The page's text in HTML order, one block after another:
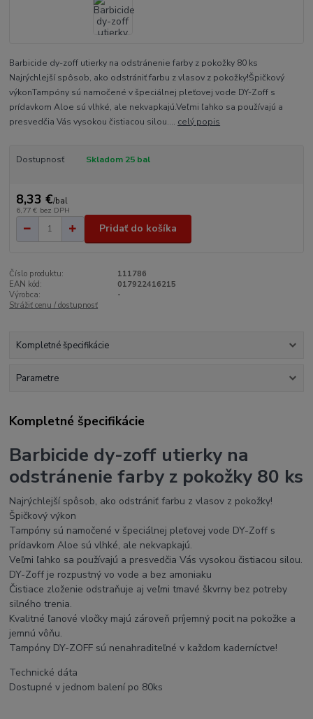
Barbicide dy-zoff utierky na odstránenie farby z pokožky 80 ks
Najrýchlejší spôsob, ako odstrániť farbu z vlasov z pokožky!Špičkový
výkonTampóny sú namočené v špeciálnej pleťovej vode DY-Zoff s
prídavkom Aloe sú vlhké, ale nekvapkajú.Veľmi ľahko sa používajú a
presvedčia Vás vysokou čistiacou silou.... celý popis
Dostupnosť Skladom 25 bal
8,33 €/bal
6,77 € bez DPH
Pridať do košíka
Číslo produktu:
111786
EAN kód:
017922416215
Výrobca:
-
Strážiť cenu / dostupnosť
Kompletné špecifikácie
Parametre
Kompletné špecifikácie
Barbicide dy-zoff utierky na
odstránenie farby z pokožky 80 ks
Najrýchlejší spôsob, ako odstrániť farbu z vlasov z pokožky!
Špičkový výkon
Tampóny sú namočené v špeciálnej pleťovej vode DY-Zoff s
prídavkom Aloe sú vlhké, ale nekvapkajú.
Veľmi ľahko sa používajú a presvedčia Vás vysokou čistiacou silou.
DY-Zoff je rozpustný vo vode a bez amoniaku
Čistiace zloženie odstraňuje aj veľmi tmavé škvrny bez potreby
silného trenia.
Kvalitné ľanové vločky majú zároveň príjemný pocit na pokožke a
jemnú vôňu.
Tampóny DY-ZOFF sú nenahraditeľné v každom kaderníctve!
Technické dáta
Dostupné v jednom balení po 80ks